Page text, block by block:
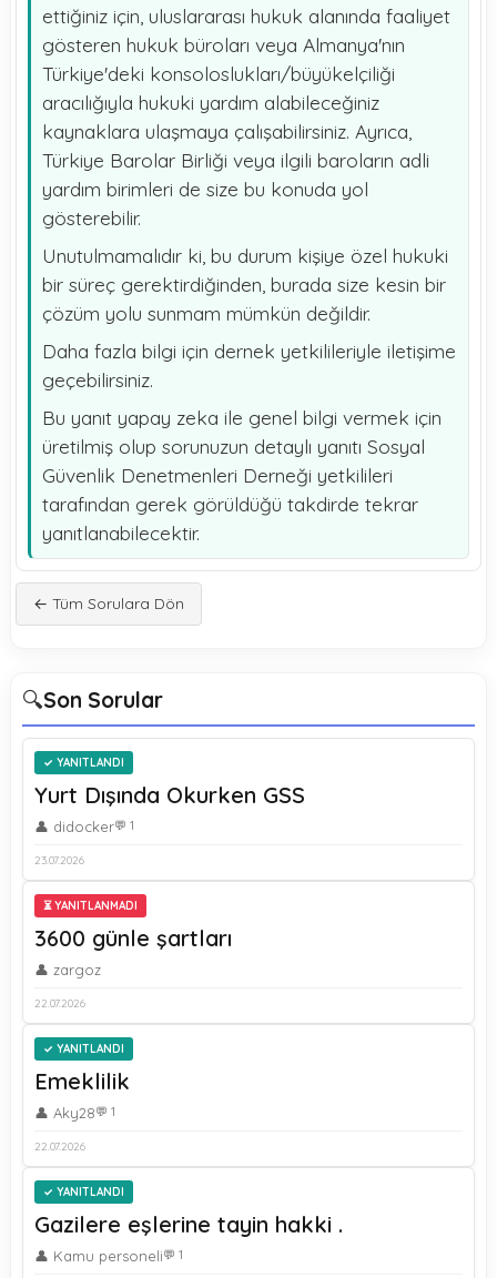
ettiğiniz için, uluslararası hukuk alanında faaliyet
gösteren hukuk büroları veya Almanya'nın
Türkiye'deki konsoloslukları/büyükelçiliği
aracılığıyla hukuki yardım alabileceğiniz
kaynaklara ulaşmaya çalışabilirsiniz. Ayrıca,
Türkiye Barolar Birliği veya ilgili baroların adli
yardım birimleri de size bu konuda yol
gösterebilir.
Unutulmamalıdır ki, bu durum kişiye özel hukuki
bir süreç gerektirdiğinden, burada size kesin bir
çözüm yolu sunmam mümkün değildir.
Daha fazla bilgi için dernek yetkilileriyle iletişime
geçebilirsiniz.
Bu yanıt yapay zeka ile genel bilgi vermek için
üretilmiş olup sorunuzun detaylı yanıtı Sosyal
Güvenlik Denetmenleri Derneği yetkilileri
tarafından gerek görüldüğü takdirde tekrar
yanıtlanabilecektir.
← Tüm Sorulara Dön
🔍Son Sorular
YANITLANDI
Yurt Dışında Okurken GSS
👤 didocker💬 1
23.07.2026
⏳ YANITLANMADI
3600 günle şartları
👤 zargoz
22.07.2026
YANITLANDI
Emeklilik
👤 Aky28💬 1
22.07.2026
YANITLANDI
Gazilere eşlerine tayin hakki .
👤 Kamu personeli💬 1